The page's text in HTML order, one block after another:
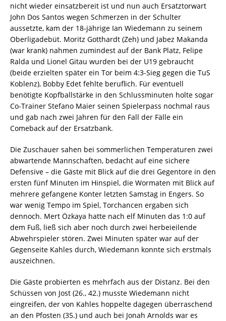
nicht wieder einsatzbereit ist und nun auch Ersatztorwart
John Dos Santos wegen Schmerzen in der Schulter
aussetzte, kam der 18-jährige Ian Wiedemann zu seinem
Oberligadebüt. Moritz Gotthardt (Zeh) und Jabez Makanda
(war krank) nahmen zumindest auf der Bank Platz, Felipe
Ralda und Lionel Gitau wurden bei der U19 gebraucht
(beide erzielten später ein Tor beim 4:3-Sieg gegen die TuS
Koblenz), Bobby Edet fehlte beruflich. Für eventuell
benötigte Kopfballstärke in den Schlussminuten holte sogar
Co-Trainer Stefano Maier seinen Spielerpass nochmal raus
und gab nach zwei Jahren für den Fall der Fälle ein
Comeback auf der Ersatzbank.
Die Zuschauer sahen bei sommerlichen Temperaturen zwei
abwartende Mannschaften, bedacht auf eine sichere
Defensive – die Gäste mit Blick auf die drei Gegentore in den
ersten fünf Minuten im Hinspiel, die Wormaten mit Blick auf
mehrere gefangene Konter letzten Samstag in Engers. So
war wenig Tempo im Spiel, Torchancen ergaben sich
dennoch. Mert Özkaya hatte nach elf Minuten das 1:0 auf
dem Fuß, ließ sich aber noch durch zwei herbeieilende
Abwehrspieler stören. Zwei Minuten später war auf der
Gegenseite Kahles durch, Wiedemann konnte sich erstmals
auszeichnen.
Die Gäste probierten es mehrfach aus der Distanz. Bei den
Schüssen von Jost (26., 42.) musste Wiedemann nicht
eingreifen, der von Kahles hoppelte dagegen überraschend
an den Pfosten (35.) und auch bei Jonah Arnolds war es